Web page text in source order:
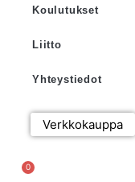
Koulutukset
Liitto
Yhteystiedot
Verkkokauppa
0